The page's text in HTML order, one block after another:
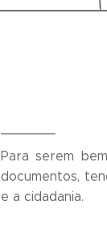
Para serem
documentos,
e a cidadania.